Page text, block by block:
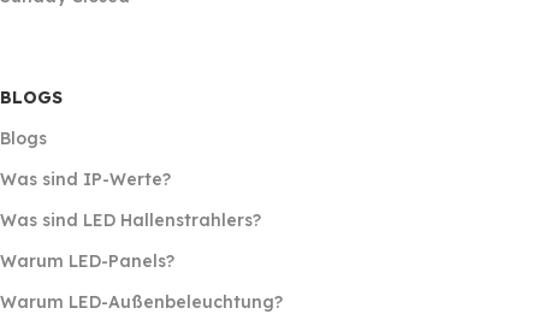
BLOGS
Blogs
Was sind IP-Werte?
Was sind LED Hallenstrahlers?
Warum LED-Panels?
Warum LED-Außenbeleuchtung?